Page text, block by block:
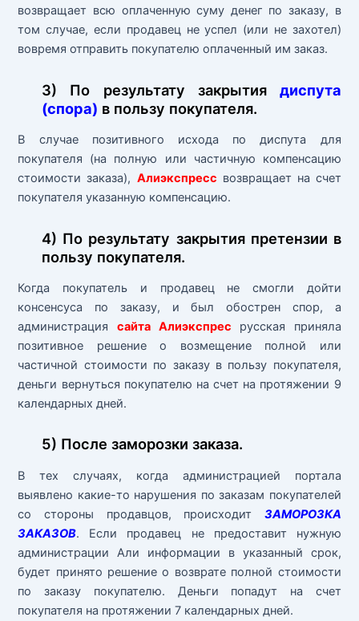
возвращает всю оплаченную суму денег по заказу, в
том случае, если продавец не успел (или не захотел)
вовремя отправить покупателю оплаченный им заказ.
3) По результату закрытия диспута
(спора) в пользу покупателя.
В случае позитивного исхода по диспута для
покупателя (на полную или частичную компенсацию
стоимости заказа), Алиэкспресс возвращает на счет
покупателя указанную компенсацию.
4) По результату закрытия претензии в
пользу покупателя.
Когда покупатель и продавец не смогли дойти
консенсуса по заказу, и был обострен спор, а
администрация сайта Алиэкспрес русская приняла
позитивное решение о возмещение полной или
частичной стоимости по заказу в пользу покупателя,
деньги вернуться покупателю на счет на протяжении 9
календарных дней.
5) После заморозки заказа.
В тех случаях, когда администрацией портала
выявлено какие-то нарушения по заказам покупателей
со стороны продавцов, происходит ЗАМОРОЗКА
ЗАКАЗОВ. Если продавец не предоставит нужную
администрации Али информации в указанный срок,
будет принято решение о возврате полной стоимости
по заказу покупателю. Деньги попадут на счет
покупателя на протяжении 7 календарных дней.